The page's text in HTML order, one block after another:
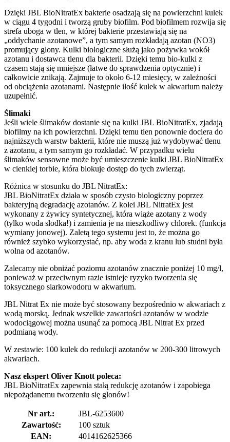
Dzięki JBL BioNitratEx bakterie osadzają się na powierzchni kulek
w ciągu 4 tygodni i tworzą gruby biofilm. Pod biofilmem rozwija się
strefa uboga w tlen, w której bakterie przestawiają się na
„oddychanie azotanowe”, a tym samym rozkładają azotan (NO3)
promujący glony. Kulki biologiczne służą jako pożywka wokół
azotanu i dostawca tlenu dla bakterii. Dzięki temu bio-kulki z
czasem stają się mniejsze (łatwe do sprawdzenia optycznie) i
całkowicie znikają. Zajmuje to około 6-12 miesięcy, w zależności
od obciążenia azotanami. Następnie ilość kulek w akwarium należy
uzupełnić.
Ślimaki
Jeśli wiele ślimaków dostanie się na kulki JBL BioNitratEx, zjadają
biofilmy na ich powierzchni. Dzięki temu tlen ponownie dociera do
najniższych warstw bakterii, które nie muszą już wydobywać tlenu
z azotanu, a tym samym go rozkładać. W przypadku wielu
ślimaków sensowne może być umieszczenie kulki JBL BioNitratEx
w cienkiej torbie, która blokuje dostęp do tych zwierząt.
Różnica w stosunku do JBL NitratEx:
JBL BioNitratEx działa w sposób czysto biologiczny poprzez
bakteryjną degradację azotanów. Z kolei JBL NitratEx jest
wykonany z żywicy syntetycznej, która wiąże azotany z wody
(tylko woda słodka!) i zamienia je na nieszkodliwy chlorek. (funkcja
wymiany jonowej). Zaletą tego systemu jest to, że można go
również szybko wykorzystać, np. aby woda z kranu lub studni była
wolna od azotanów.
Zalecamy nie obniżać poziomu azotanów znacznie poniżej 10 mg/l,
ponieważ w przeciwnym razie istnieje ryzyko tworzenia się
toksycznego siarkowodoru w akwarium.
JBL Nitrat Ex nie może być stosowany bezpośrednio w akwariach z
wodą morską. Jednak wszelkie zawartości azotanów w wodzie
wodociągowej można usunąć za pomocą JBL Nitrat Ex przed
podmianą wody.
W zestawie: 100 kulek do redukcji azotanów w 200-300 litrowych
akwariach.
Nasz ekspert Oliver Knott poleca:
JBL BioNitratEx zapewnia stałą redukcję azotanów i zapobiega
niepożądanemu tworzeniu się glonów!
Nr art.:
JBL-6253600
Zawartość:
100 sztuk
EAN:
4014162625366